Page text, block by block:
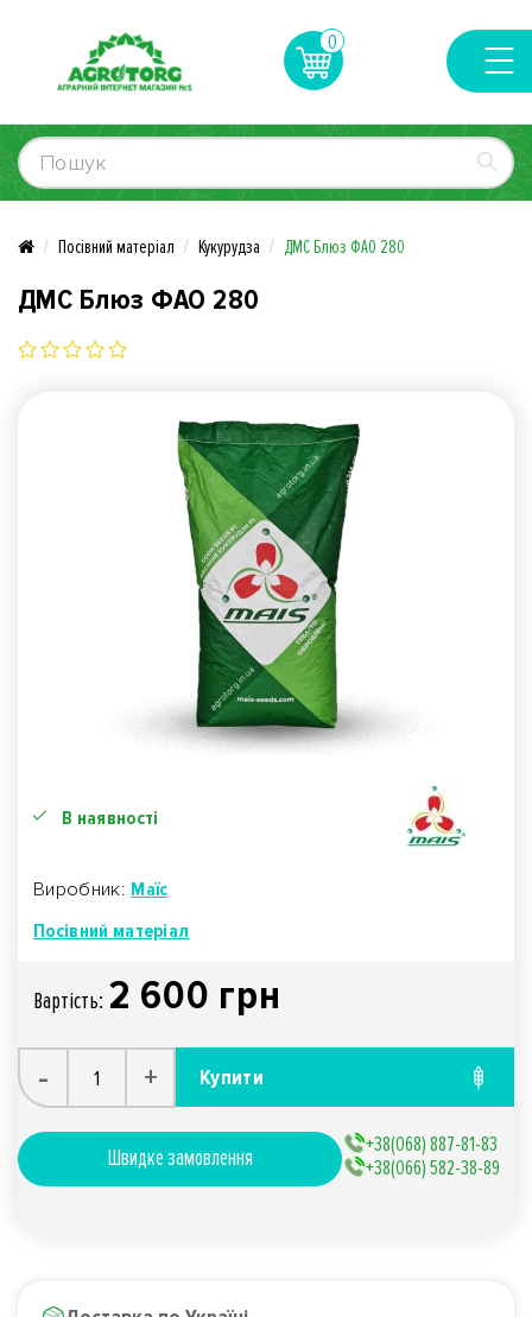
0
Посівний матеріал Кукурудза ДМС Блюз ФАО 280
ДМС Блюз ФАО 280
В наявності
Виробник: Маїс
Посівний матеріал
Вартiсть: 2 600 грн
- + Купити
Швидке замовлення
+38(068) 887-81-83
+38(066) 582-38-89